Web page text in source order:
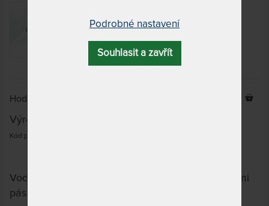
Hodnocení klientů
Výrobce:
Kód produktu: rizo1020
Vodě-nepropustný matracový chránič, s gumovými
pásky na přichycení k matraci.
Podrobné nastavení
Souhlasit a zavřít